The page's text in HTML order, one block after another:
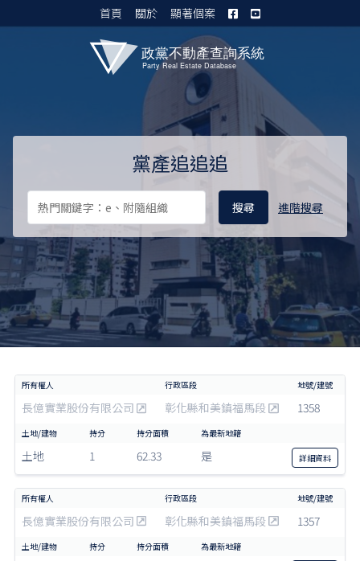
首頁 關於 顯著個案
黨產追追追
進階搜尋
長億實業股份有限公司 彰化縣和美鎮福馬段 1358
土地 1 62.33 是 詳細資料
長億實業股份有限公司 彰化縣和美鎮福馬段 1357